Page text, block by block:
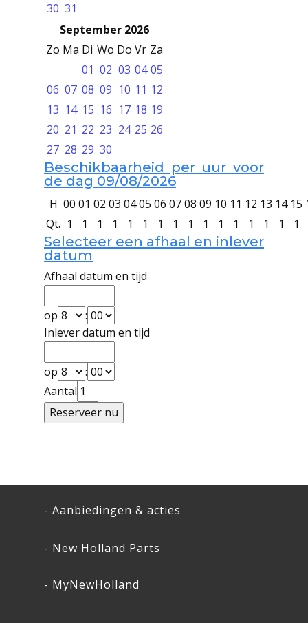
30 31
September 2026
Zo Ma Di Wo Do Vr Za
01 02 03 04 05
06 07 08 09 10 11 12
13 14 15 16 17 18 19
20 21 22 23 24 25 26
27 28 29 30
Beschikbaarheid per uur voor
de dag 09/08/2026
H 00 01 02 03 0405 06 0708 09 10 11 12 13 14 15
Qt. 1 1 1 1 1 1 1 1 1 1 1 1 1 1 1 1
Selecteer een afhaal en inlever
datum
Afhaal datum en tijd
op
:
Inlever datum en tijd
op
:
Aantal
- Aanbiedingen & acties
- New Holland Parts
- MyNewHolland